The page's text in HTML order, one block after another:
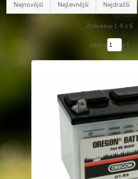
Nejnovější Nejlevnější Nejdražší
Zobrazuji 1-6 z 6
strana z 1